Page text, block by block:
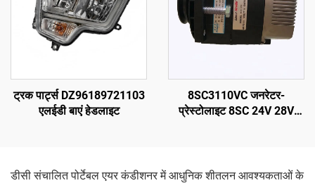
ट्रक पार्ट्स DZ96189721103
एलईडी बाएं हेडलाइट
8SC3110VC जनरेटर-
प्रेस्टोलाइट 8SC 24V 28V
डीसी संचालित पोर्टेबल एयर कंडीशनर में आधुनिक शीतलन आवश्यकताओं के